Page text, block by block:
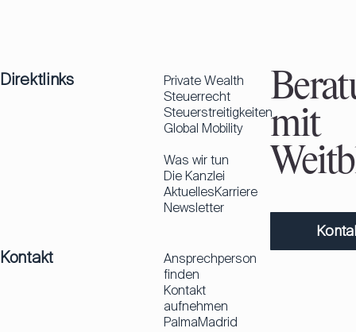
Direktlinks
Private Wealth
Steuerrecht
Steuerstreitigkeiten
Global Mobility
Was wir tun
Die Kanzlei
AktuellesKarriere
Newsletter
Kontakt
Ansprechperson
finden
Kontakt
aufnehmen
PalmaMadrid
mit